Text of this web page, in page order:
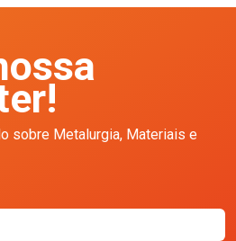
sobre Metalurgia, Materiais e